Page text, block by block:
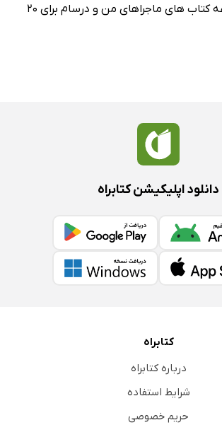
مجموعه کتاب های ماجراهای من و درسام برای 20
دانلود اپلیکیشن کتابراه
کتابراه
درباره کتابراه
شرایط استفاده
حریم خصوصی